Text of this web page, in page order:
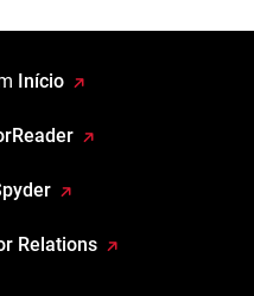
Início
Relations